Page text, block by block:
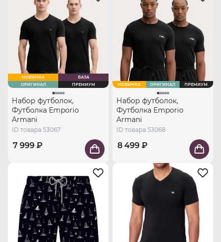
НОВИНКА
БАЗА
ОРИГИНАЛ
ПРЕМИУМ
Набор футболок,
Футболка Emporio
Armani
ID товара 53067
7 999 ₽
НОВИНКА ОРИГИНАЛ ПРЕМИУМ
Набор футболок,
Футболка Emporio
Armani
ID товара 53068
8 499 ₽